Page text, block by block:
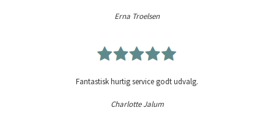
Erna Troelsen
Fantastisk hurtig service godt udvalg.
Charlotte Jalum